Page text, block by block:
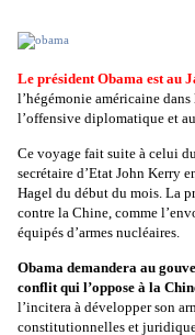
Le président Obama est au
l’hégémonie américaine
l’offensive diplomatique et
Ce voyage fait suite à celui
secrétaire d’Etat John Kerry
Hagel du début du mois. La
contre la Chine, comme
équipés d’armes nucléaires.
Obama demandera au
conflit qui l’oppose à la
l’incitera à développer son
constitutionnelles et